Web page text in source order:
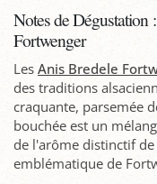
Notes de
Fortwenger
Les Anis Bredele
des traditions
craquante, parsemée
bouchée est un
de l'arôme distinctif
emblématique de